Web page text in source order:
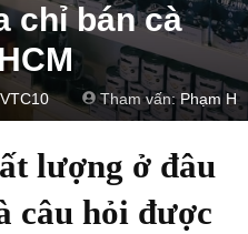
chỉ bán cà
Tham vấn:Phạm
lượng ở đâu
câu hỏi được